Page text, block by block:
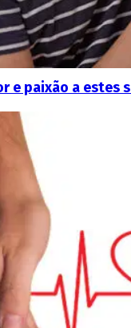
e paixão a estes